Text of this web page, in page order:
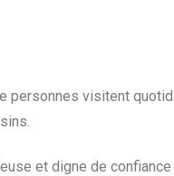
personnes visitent
et digne de confiance